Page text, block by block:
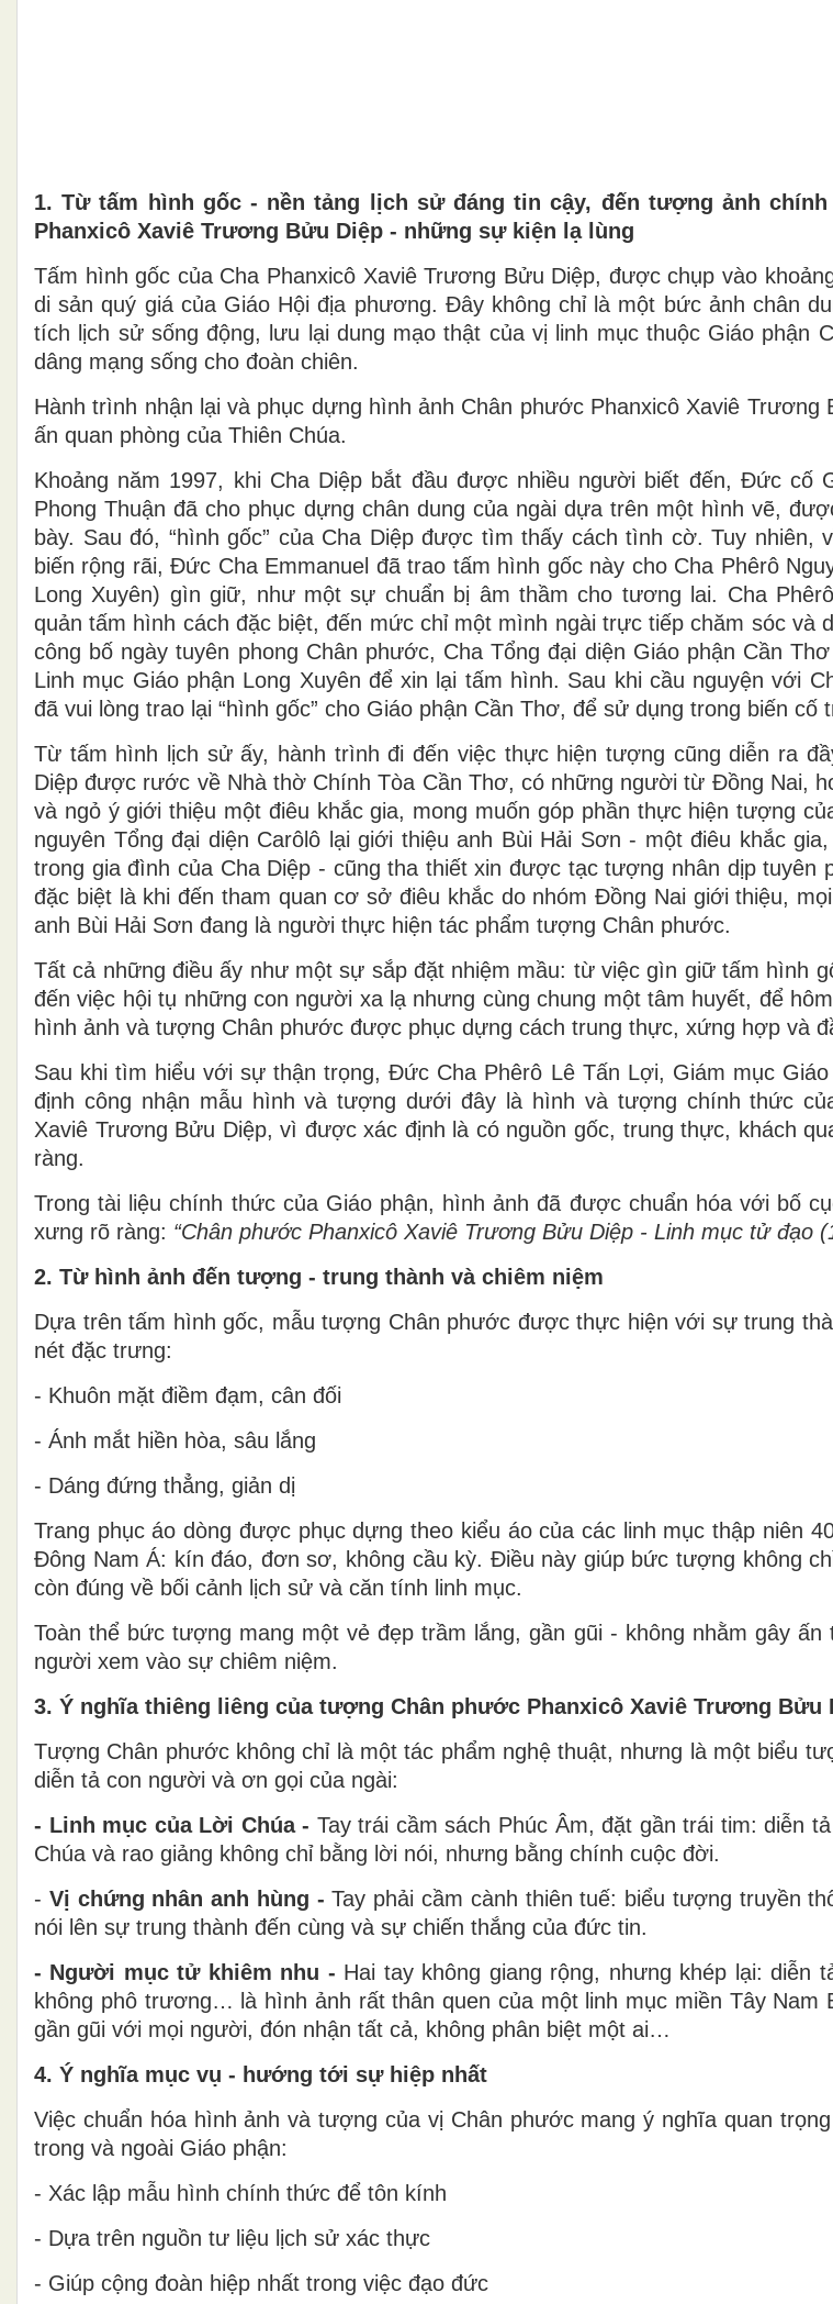
1. Từ tấm hình gốc - nền tảng lịch sử đáng tin cậy, đến tượng ảnh
Phanxicô Xaviê Trương Bửu Diệp - những sự kiện lạ lùng
Tấm hình gốc của Cha Phanxicô Xaviê Trương Bửu Diệp, được chụp vào
di sản quý giá của Giáo Hội địa phương. Đây không chỉ là một bức ảnh chân
tích lịch sử sống động, lưu lại dung mạo thật của vị linh mục thuộc Giáo phận
dâng mạng sống cho đoàn chiên.
Hành trình nhận lại và phục dựng hình ảnh Chân phước Phanxicô Xaviê Trương
ấn quan phòng của Thiên Chúa.
Khoảng năm 1997, khi Cha Diệp bắt đầu được nhiều người biết đến, Đức cố
Phong Thuận đã cho phục dựng chân dung của ngài dựa trên một hình vẽ,
bày. Sau đó, “hình gốc” của Cha Diệp được tìm thấy cách tình cờ. Tuy nhiên,
biến rộng rãi, Đức Cha Emmanuel đã trao tấm hình gốc này cho Cha Phêrô
Long Xuyên) gìn giữ, như một sự chuẩn bị âm thầm cho tương lai. Cha
quản tấm hình cách đặc biệt, đến mức chỉ một mình ngài trực tiếp chăm sóc và
công bố ngày tuyên phong Chân phước, Cha Tổng đại diện Giáo phận Cần
Linh mục Giáo phận Long Xuyên để xin lại tấm hình. Sau khi cầu nguyện với
đã vui lòng trao lại “hình gốc” cho Giáo phận Cần Thơ, để sử dụng trong biến cố
Từ tấm hình lịch sử ấy, hành trình đi đến việc thực hiện tượng cũng diễn ra
Diệp được rước về Nhà thờ Chính Tòa Cần Thơ, có những người từ Đồng Nai,
và ngỏ ý giới thiệu một điêu khắc gia, mong muốn góp phần thực hiện tượng
nguyên Tổng đại diện Carôlô lại giới thiệu anh Bùi Hải Sơn - một điêu khắc
trong gia đình của Cha Diệp - cũng tha thiết xin được tạc tượng nhân dịp tuyên
đặc biệt là khi đến tham quan cơ sở điêu khắc do nhóm Đồng Nai giới thiệu,
anh Bùi Hải Sơn đang là người thực hiện tác phẩm tượng Chân phước.
Tất cả những điều ấy như một sự sắp đặt nhiệm mầu: từ việc gìn giữ tấm hình
đến việc hội tụ những con người xa lạ nhưng cùng chung một tâm huyết, để
hình ảnh và tượng Chân phước được phục dựng cách trung thực, xứng hợp và
Sau khi tìm hiểu với sự thận trọng, Đức Cha Phêrô Lê Tấn Lợi, Giám mục
định công nhận mẫu hình và tượng dưới đây là hình và tượng chính thức
Xaviê Trương Bửu Diệp, vì được xác định là có nguồn gốc, trung thực, khách
ràng.
Trong tài liệu chính thức của Giáo phận, hình ảnh đã được chuẩn hóa với bố
xưng rõ ràng: “Chân phước Phanxicô Xaviê Trương Bửu Diệp - Linh mục tử đạo
2. Từ hình ảnh đến tượng - trung thành và chiêm niệm
Dựa trên tấm hình gốc, mẫu tượng Chân phước được thực hiện với sự trung
nét đặc trưng:
- Khuôn mặt điềm đạm, cân đối
- Ánh mắt hiền hòa, sâu lắng
- Dáng đứng thẳng, giản dị
Trang phục áo dòng được phục dựng theo kiểu áo của các linh mục thập niên
Đông Nam Á: kín đáo, đơn sơ, không cầu kỳ. Điều này giúp bức tượng không
còn đúng về bối cảnh lịch sử và căn tính linh mục.
Toàn thể bức tượng mang một vẻ đẹp trầm lắng, gần gũi - không nhằm gây
người xem vào sự chiêm niệm.
3. Ý nghĩa thiêng liêng của tượng Chân phước Phanxicô Xaviê Trương Bửu
Tượng Chân phước không chỉ là một tác phẩm nghệ thuật, nhưng là một biểu
diễn tả con người và ơn gọi của ngài:
- Linh mục của Lời Chúa - Tay trái cầm sách Phúc Âm, đặt gần trái tim: diễn
Chúa và rao giảng không chỉ bằng lời nói, nhưng bằng chính cuộc đời.
- Vị chứng nhân anh hùng -Tay phải cầm cành thiên tuế: biểu tượng truyền
nói lên sự trung thành đến cùng và sự chiến thắng của đức tin.
- Người mục tử khiêm nhu - Hai tay không giang rộng, nhưng khép lại: diễn
không phô trương… là hình ảnh rất thân quen của một linh mục miền Tây Nam
gần gũi với mọi người, đón nhận tất cả, không phân biệt một ai…
4. Ý nghĩa mục vụ - hướng tới sự hiệp nhất
Việc chuẩn hóa hình ảnh và tượng của vị Chân phước mang ý nghĩa quan
trong và ngoài Giáo phận:
- Xác lập mẫu hình chính thức để tôn kính
- Dựa trên nguồn tư liệu lịch sử xác thực
- Giúp cộng đoàn hiệp nhất trong việc đạo đức